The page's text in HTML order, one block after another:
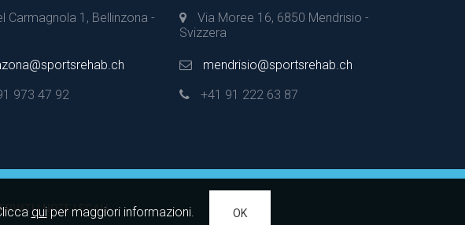
quiper maggiori informazioni. OK
Carmagnola 1, Bellinzona -
973 47 92
Via Moree 16, 6850 Mendrisio -
Svizzera
mendrisio@sportsrehab.ch
+41 91 222 63 87
| NOTE LEGALI